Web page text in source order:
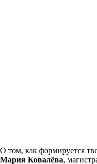
О том, как формируется
Мария Ковалёва,